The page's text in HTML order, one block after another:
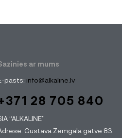
ar mums
pasts: info@alkaline.lv
28 705 840
“ALKALINE”
Gustava Zemgala gatve 83,